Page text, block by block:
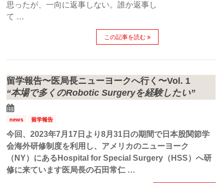
思ったが、一向に返事しない。誰か返事し
て …
この記事を読む
留学報告〜医局長ニューヨークへ行く〜Vol. 1
“本場で多くのRobotic Surgeryを経験したい”
news 留学報告
今回、2023年7月17日より8月31日の期間で日本股関節学
会海外研修制度を利用し、アメリカのニューヨーク
（NY）にあるHospital for Special Surgery（HSS）へ研
修に来ています医局長の石田常仁 …